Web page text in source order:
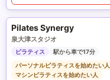
Pilates Synergy
泉大津スタジオ
ピラティス
駅から車で17分
パーソナルピラティスを始めたい人
マシンピラティスを始めたい人